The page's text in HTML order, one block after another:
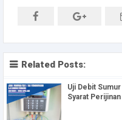
Related Posts:
Uji Debit Sumur
Syarat